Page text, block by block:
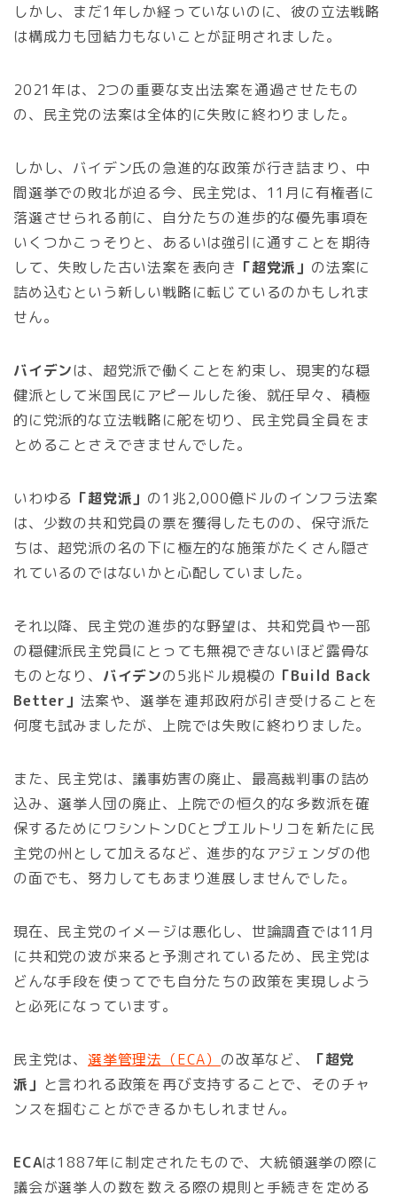
しかし、まだ1年しか経っていないのに、彼の立法戦略
は構成力も団結力もないことが証明されました。
2021年は、2つの重要な支出法案を通過させたもの
の、民主党の法案は全体的に失敗に終わりました。
しかし、バイデン氏の急進的な政策が行き詰まり、中
間選挙での敗北が迫る今、民主党は、11月に有権者に
落選させられる前に、自分たちの進歩的な優先事項を
いくつかこっそりと、あるいは強引に通すことを期待
して、失敗した古い法案を表向き 「超党派」 の法案に
詰め込むという新しい戦略に転じているのかもしれま
せん。
バイデンは、超党派で働くことを約束し、現実的な穏
健派として米国民にアピールした後、就任早々、積極
的に党派的な立法戦略に舵を切り、民主党員全員をま
とめることさえできませんでした。
いわゆる 「超党派」 の1兆2,000億ドルのインフラ法案
は、少数の共和党員の票を獲得したものの、保守派た
ちは、超党派の名の下に極左的な施策がたくさん隠さ
れているのではないかと心配していました。
それ以降、民主党の進歩的な野望は、共和党員や一部
の穏健派民主党員にとっても無視できないほど露骨な
ものとなり、 バイデンの5兆ドル規模の 「Build Back
Better」 法案や、選挙を連邦政府が引き受けることを
何度も試みましたが、上院では失敗に終わりました。
また、民主党は、議事妨害の廃止、最高裁判事の詰め
込み、選挙人団の廃止、上院での恒久的な多数派を確
保するためにワシントンDCとプエルトリコを新たに民
主党の州として加えるなど、進歩的なアジェンダの他
の面でも、努力してもあまり進展しませんでした。
現在、民主党のイメージは悪化し、世論調査では11月
に共和党の波が来ると予測されているため、民主党は
どんな手段を使ってでも自分たちの政策を実現しよう
と必死になっています。
民主党は、 選挙管理法（ECA） の改革など、
「超党
派」 と言われる政策を再び支持することで、そのチャ
ンスを掴むことができるかもしれません。
ECAは1887年に制定されたもので、大統領選挙の際に
議会が選挙人の数を数える際の規則と手続きを定める